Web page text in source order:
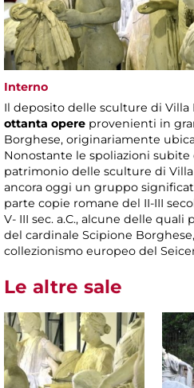
Interno
Il deposito delle sculture di Villa
ottanta opere provenienti in
Borghese, originariamente
Nonostante le spoliazioni subite
patrimonio delle sculture di
ancora oggi un gruppo
parte copie romane del II-III
V- III sec. a.C., alcune delle
del cardinale Scipione
collezionismo europeo del
Le altre sale